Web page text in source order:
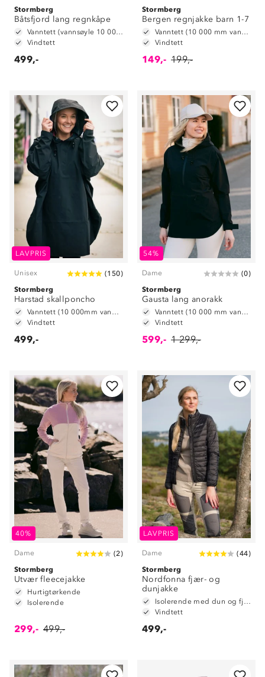
Stormberg
Båtsfjord lang regnkåpe
Vanntett (vannsøyle 10 000 mm)
Vindtett
499,-
Stormberg
Bergen regnjakke barn 1-7
Vanntett (10 000 mm vannsøyle)
Vindtett
149,- 199,-
LAVPRIS
Unisex (150)
Stormberg
Harstad skallponcho
Vanntett (10 000mm vannsøyle)
Vindtett
499,-
54%
Dame (0)
Stormberg
Gausta lang anorakk
Vanntett (10 000 mm vannsøyle)
Vindtett
599,- 1 299,-
40%
Dame (2)
Stormberg
Utvær fleecejakke
Hurtigtørkende
Isolerende
299,- 499,-
LAVPRIS
Dame (44)
Stormberg
Nordfonna fjær- og
dunjakke
Isolerende med dun og fjær
Vindtett
499,-